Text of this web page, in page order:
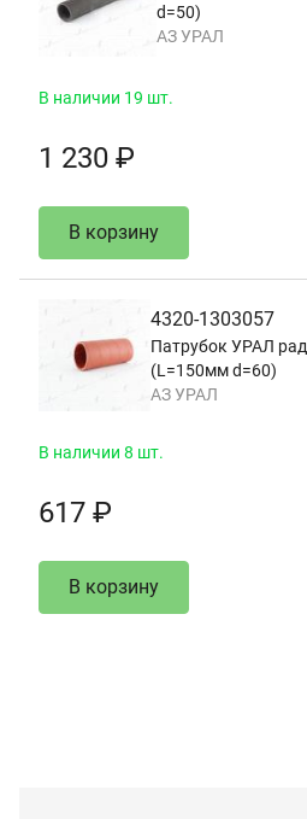
d=50)
АЗ УРАЛ
В наличии 19 шт.
1 230 ₽
В корзину
4320-1303057
Патрубок УРАЛ
(L=150мм d=60)
АЗ УРАЛ
В наличии 8 шт.
617 ₽
В корзину